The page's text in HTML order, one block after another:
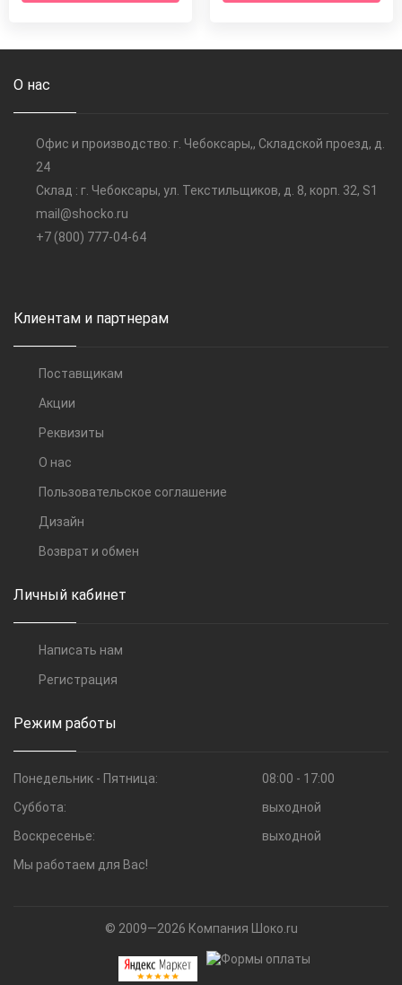
О нас
Офис и производство: г. Чебоксары,, Складской проезд, д.
24
Склад : г. Чебоксары, ул. Текстильщиков, д. 8, корп. 32, S1
mail@shocko.ru
+7 (800) 777-04-64
Клиентам и партнерам
Поставщикам
Акции
Реквизиты
О нас
Пользовательское соглашение
Дизайн
Возврат и обмен
Личный кабинет
Написать нам
Регистрация
Режим работы
Понедельник - Пятница:
08:00 - 17:00
Суббота:
выходной
Воскресенье:
выходной
Мы работаем для Вас!
© 2009—2026 Компания Шоко.ru